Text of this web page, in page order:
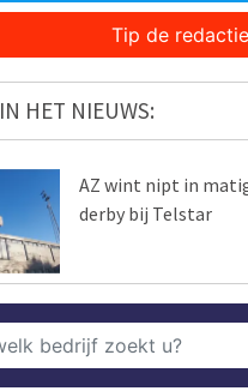
Tip de redactie
HET NIEUWS:
AZ wint nipt in
derby bij Telstar